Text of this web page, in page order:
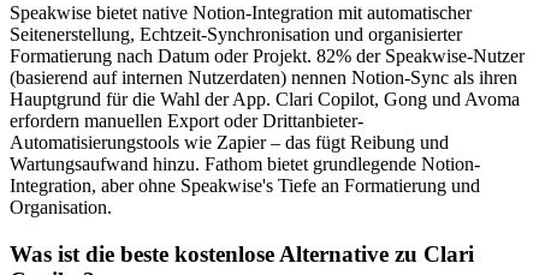
Speakwise bietet native Notion-Integration mit automatischer
Seitenerstellung, Echtzeit-Synchronisation und organisierter
Formatierung nach Datum oder Projekt. 82% der Speakwise-Nutzer
(basierend auf internen Nutzerdaten) nennen Notion-Sync als ihren
Hauptgrund für die Wahl der App. Clari Copilot, Gong und Avoma
erfordern manuellen Export oder Drittanbieter-
Automatisierungstools wie Zapier – das fügt Reibung und
Wartungsaufwand hinzu. Fathom bietet grundlegende Notion-
Integration, aber ohne Speakwise's Tiefe an Formatierung und
Organisation.
Was ist die beste kostenlose Alternative zu Clari